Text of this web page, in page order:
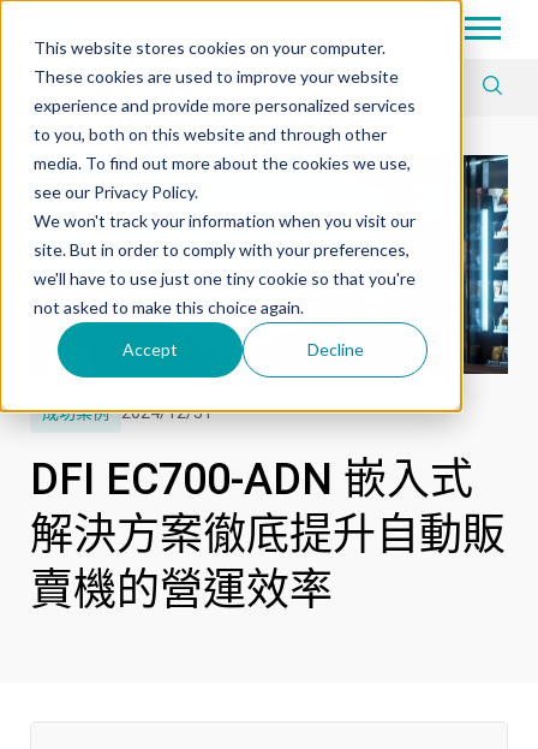
This website stores cookies on your computer.
These cookies are used to improve your website
experience and provide more personalized services
to you, both on this website and through other
media. To find out more about the cookies we use,
see our Privacy Policy.
We won't track your information when you visit our
site. But in order to comply with your preferences,
we'll have to use just one tiny cookie so that you're
not asked to make this choice again.
Accept Decline
Article Tag
成功案例 2024/12/31
DFI EC700-ADN 嵌入式
解決方案徹底提升自動販
賣機的營運效率